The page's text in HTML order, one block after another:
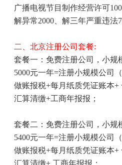
广播电视节目制作经营许可
解异常2000 、解三年严重违法
二、北京注册公司套餐:
套餐一：免费注册公司，小规
5000元一年=注册小规模公司
做账报税+每月纸质凭证账本+
汇算清缴+工商年报报；
套餐二：免费注册公司，小规
5400元一年=注册小规模公司
做账报税+每月纸质凭证账本+
汇算清缴+ 工商年报报；